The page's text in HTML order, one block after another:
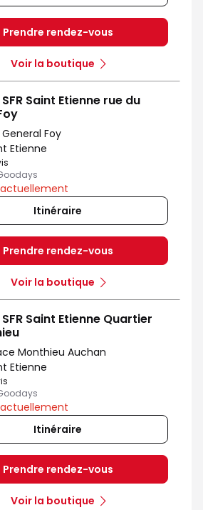
Prendre rendez-vous
Voir la boutique
Saint Etienne rue du
Foy
Etienne
sur 5
Itinéraire
Prendre rendez-vous
Voir la boutique
Saint Etienne Quartier
Monthieu Auchan
Etienne
sur 5
Itinéraire
Prendre rendez-vous
Voir la boutique